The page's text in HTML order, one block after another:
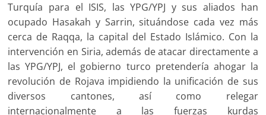
Turquía para el ISIS, las YPG/YPJ y sus aliados han
ocupado Hasakah y Sarrin, situándose cada vez más
cerca de Raqqa, la capital del Estado Islámico. Con la
intervención en Siria, además de atacar directamente a
las YPG/YPJ, el gobierno turco pretendería ahogar la
revolución de Rojava impidiendo la unificación de sus
diversos cantones, así como relegar
internacionalmente a las fuerzas kurdas